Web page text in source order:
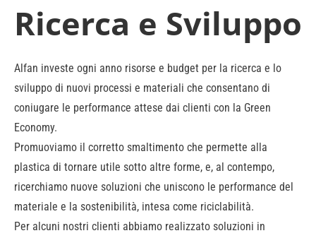
Ricerca e Sviluppo
Alfan investe ogni anno risorse e budget per la ricerca e lo
sviluppo di nuovi processi e materiali che consentano di
coniugare le performance attese dai clienti con la Green
Economy.
Promuoviamo il corretto smaltimento che permette alla
plastica di tornare utile sotto altre forme, e, al contempo,
ricerchiamo nuove soluzioni che uniscono le performance del
materiale e la sostenibilità, intesa come riciclabilità.
Per alcuni nostri clienti abbiamo realizzato soluzioni in